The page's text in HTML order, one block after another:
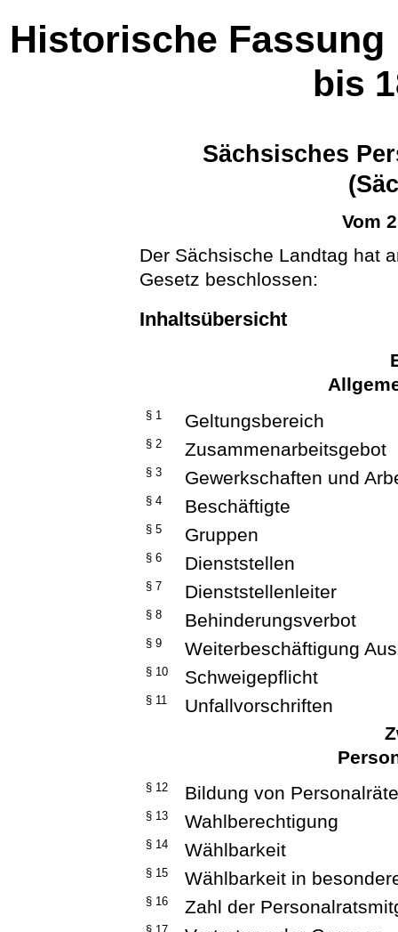
Historische Fassung
bis
Sächsisches
Vom
Der Sächsische Landtag hat
Gesetz beschlossen:
Inhaltsübersicht
§ 1 Geltungsbereich
§ 2 Zusammenarbeitsgebot
§ 3 Gewerkschaften und
§ 4 Beschäftigte
§ 5 Gruppen
§ 6 Dienststellen
§ 7 Dienststellenleiter
§ 8 Behinderungsverbot
§ 9 Weiterbeschäftigung
§ 10 Schweigepflicht
§ 11
Unfallvorschriften
§ 12 Bildung von
§ 13 Wahlberechtigung
§ 14 Wählbarkeit
§ 15 Wählbarkeit in
§ 16 Zahl der